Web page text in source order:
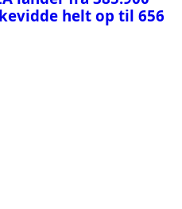
helt op til 656